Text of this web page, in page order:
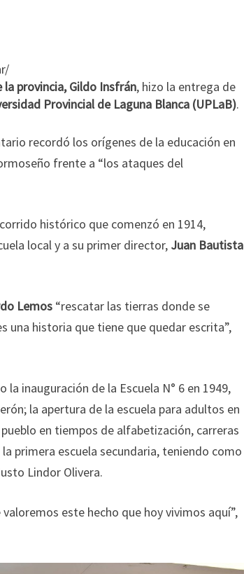
provincia, Gildo Insfrán, hizo la entrega de
Provincial de Laguna Blanca (UPLaB).
recordó los orígenes de la educación en
frente a “los ataques del
histórico que comenzó en 1914,
local y a su primer director, Juan Bautista
Lemos “rescatar las tierras donde se
una historia que tiene que quedar escrita”,
inauguración de la Escuela N° 6 en 1949,
la apertura de la escuela para adultos en
en tiempos de alfabetización, carreras
primera escuela secundaria, teniendo como
Lindor Olivera.
este hecho que hoy vivimos aquí”,